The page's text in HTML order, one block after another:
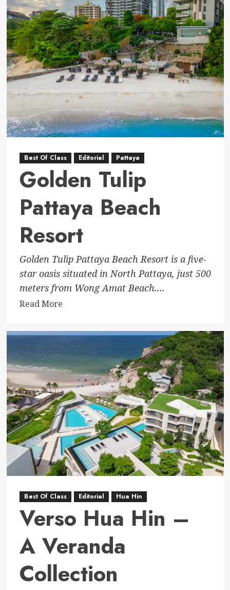
Sensai
Nimman
Chiang
Mai
Best Of Class Editorial Pattaya
Golden Tulip
Pattaya Beach
Resort
Golden Tulip Pattaya Beach Resort is a five-
star oasis situated in North Pattaya, just 500
meters from Wong Amat Beach....
Read MoreRead
about
Golden
Tulip
Pattaya
Beach
Resort
Best Of Class Editorial Hua Hin
Verso Hua Hin –
A Veranda
Collection